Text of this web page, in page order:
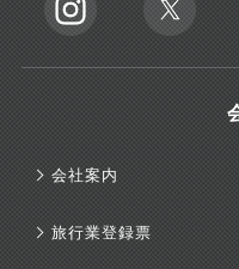
会社案内
旅行業登録票